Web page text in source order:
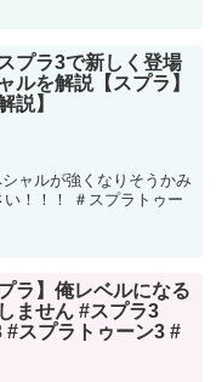
プラ3で新しく登場
ルを解説【スプラ】
説】
ャルが強くなりそうかみ
！！！ ＃スプラトゥー
ラ】俺レベルになる
ません #スプラ3
スプラトゥーン3 #